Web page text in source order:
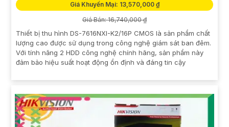
Giá Khuyến Mại: 13,570,000 ₫
Giá Bán: 16,740,000 ₫
Thiết bị thu hình DS-7616NXI-K2/16P CMOS là sản phẩm chất
lượng cao được sử dụng trong công nghệ giám sát ban đêm.
Với tính năng 2 HDD công nghệ chính hãng, sản phẩm này
đảm bảo hiệu suất hoạt động ổn định và đáng tin cậy